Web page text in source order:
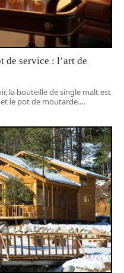
de service : l’art de
la bouteille de single malt est
le pot de moutarde.…